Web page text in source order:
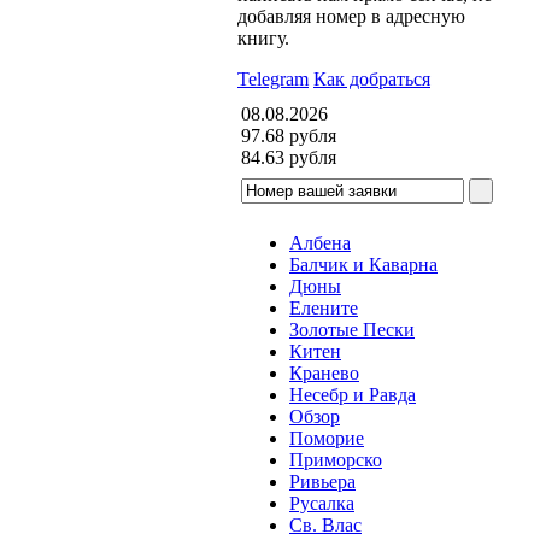
добавляя номер в адресную
книгу.
Telegram Как добраться
08.08.2026
97.68 рубля
84.63 рубля
Албена
Балчик и Каварна
Дюны
Елените
Золотые Пески
Китен
Кранево
Несебр и Равда
Обзор
Поморие
Приморско
Ривьера
Русалка
Св. Влас